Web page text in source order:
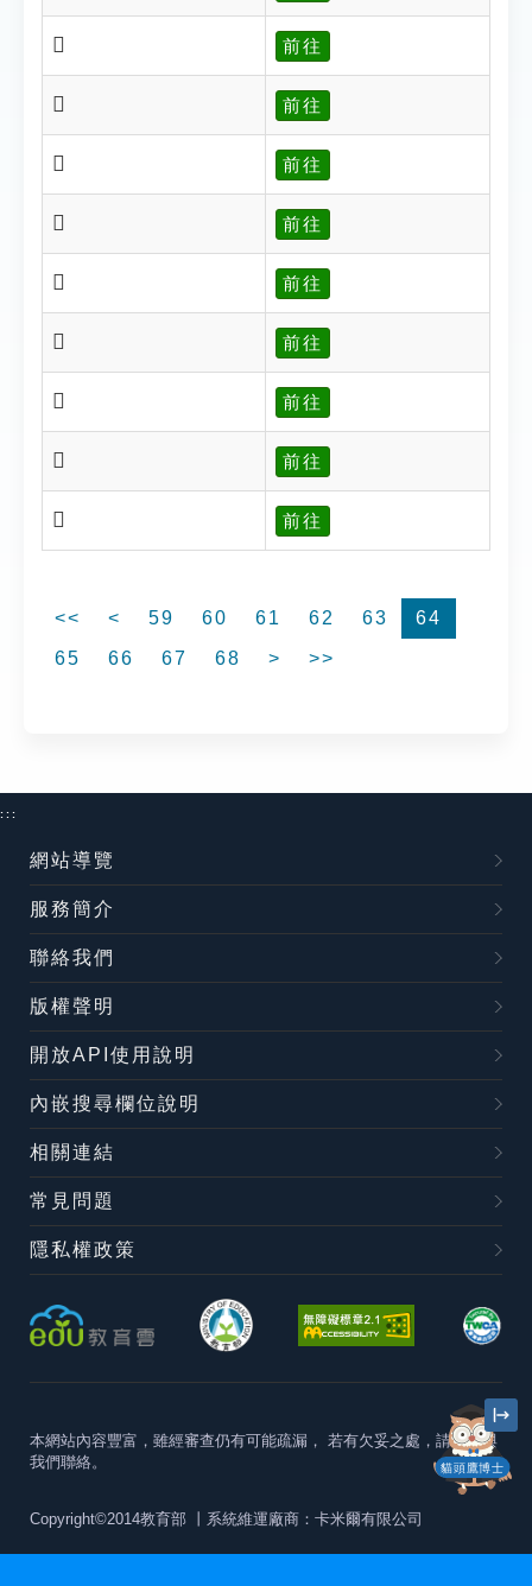
𥊷 前往
𥊸 前往
𥊸 前往
𥊺 前往
𥊻 前往
𥊼 前往
𥊽 前往
𥊹 前往
𥊹 前往
<< < 59 60 61 62 63
64
65
66 67 68 > >>
貓頭鷹博士
:::
網站導覽
服務簡介
聯絡我們
版權聲明
開放API使用說明
內嵌搜尋欄位說明
相關連結
常見問題
隱私權政策
本網站內容豐富，雖經審查仍有可能疏漏， 若有欠妥之處，請隨時與
我們聯絡。
Copyright©2014教育部 丨系統維運廠商：卡米爾有限公司